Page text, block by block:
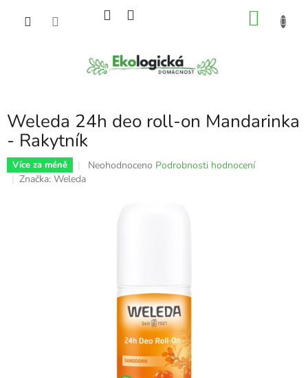
Weleda 24h deo roll-on Mandarinka
- Rakytník
Více za méně
Průměrné
Neohodnoceno Podrobnosti hodnocení
Značka: Weleda